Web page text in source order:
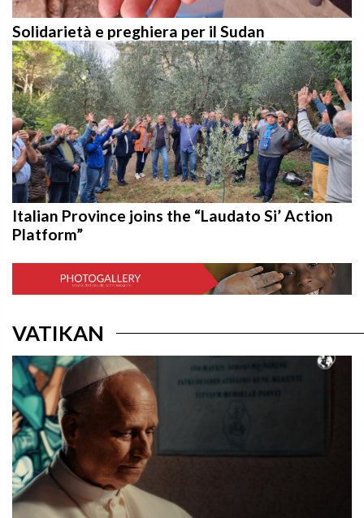
Solidarietà e preghiera per il Sudan
Italian Province joins the “Laudato Si’ Action
Platform”
VATIKAN